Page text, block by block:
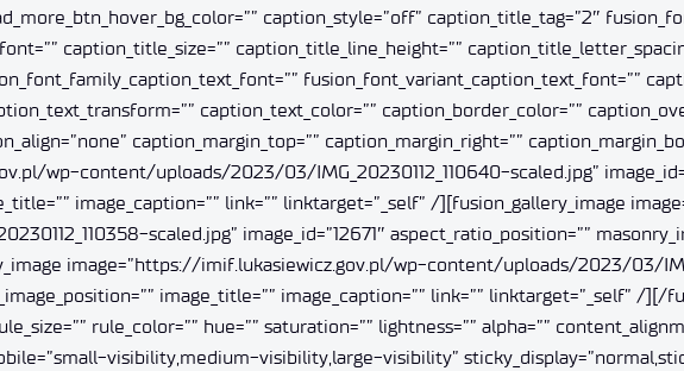
caption_style=”off” caption_title_tag=”2″
caption_title_size=”” caption_title_line_height=””
fusion_font_variant_caption_text_font=””
caption_text_color=”” caption_border_color=””
caption_margin_top=”” caption_margin_right=””
wp-content/uploads/2023/03/IMG_20230112_110640-scaled.jpg”
image_caption=”” link=”” linktarget=”_self” /][fusion_gallery_image
scaled.jpg” image_id=”12671″ aspect_ratio_position=””
image=”https://imif.lukasiewicz.gov.pl/wp-content/uploads/2023/03/
image_title=”” image_caption=”” link=”” linktarget=”_self” /
rule_color=”” hue=”” saturation=”” lightness=”” alpha=””
visibility,medium-visibility,large-visibility”